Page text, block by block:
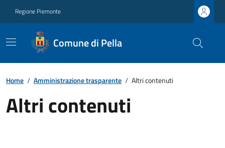
Regione Piemonte
Comune di Pella
Home / Amministrazione trasparente / Altri contenuti
Altri contenuti